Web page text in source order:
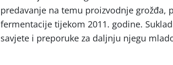
predavanje na temu proizvodnje grožđa,
fermentacije tijekom 2011. godine.
savjete i preporuke za daljnju njegu